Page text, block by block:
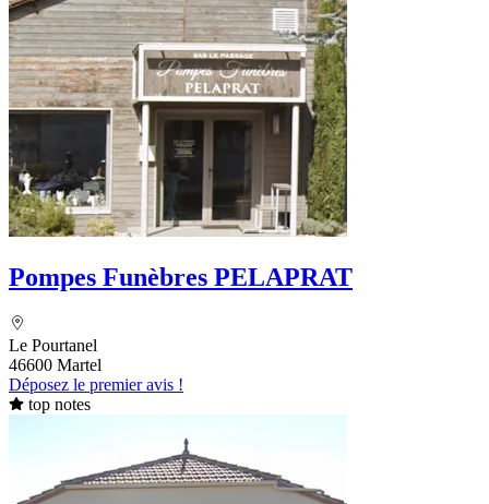
Pompes Funèbres PELAPRAT
Le Pourtanel
46600 Martel
Déposez le premier avis !
top notes